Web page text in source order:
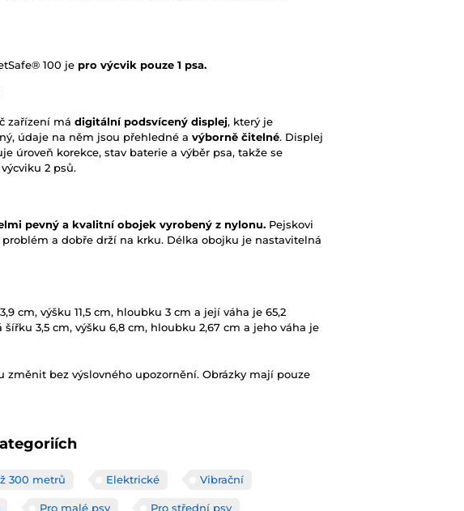
100 je pro výcvik pouze 1 psa.
zařízení má digitální podsvícený displej, který je
údaje na něm jsou přehledné a výborně čitelné. Displej
úroveň korekce, stav baterie a výběr psa, takže se
2 psů.
pevný a kvalitní obojek vyrobený z nylonu. Pejskovi
a dobře drží na krku. Délka obojku je nastavitelná
cm, výšku 11,5 cm, hloubku 3 cm a její váha je 65,2
3,5 cm, výšku 6,8 cm, hloubku 2,67 cm a jeho váha je
změnit bez výslovného upozornění. Obrázky mají pouze
300 metrů Elektrické Vibrační
Pro malé psy Pro střední psy